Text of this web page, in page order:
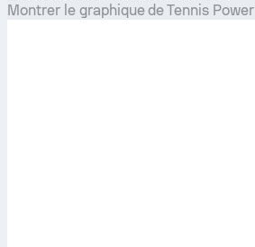
Montrer le graphique de Tennis Power